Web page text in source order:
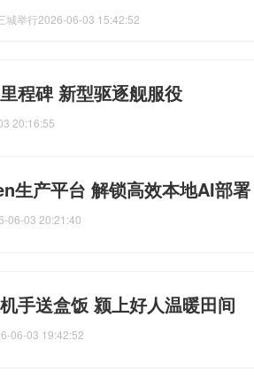
城举行2026-06-03 15:42:52
程碑 新型驱逐舰服役
20:16:55
生产平台 解锁高效本地AI部署
06-03 20:21:40
手送盒饭 颍上好人温暖田间
06-03 19:42:52